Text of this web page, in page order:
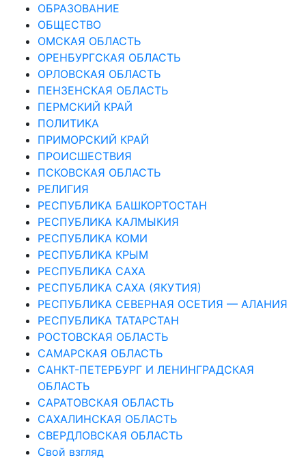
ОБРАЗОВАНИЕ
ОБЩЕСТВО
ОМСКАЯ ОБЛАСТЬ
ОРЕНБУРГСКАЯ ОБЛАСТЬ
ОРЛОВСКАЯ ОБЛАСТЬ
ПЕНЗЕНСКАЯ ОБЛАСТЬ
ПЕРМСКИЙ КРАЙ
ПОЛИТИКА
ПРИМОРСКИЙ КРАЙ
ПРОИСШЕСТВИЯ
ПСКОВСКАЯ ОБЛАСТЬ
РЕЛИГИЯ
РЕСПУБЛИКА БАШКОРТОСТАН
РЕСПУБЛИКА КАЛМЫКИЯ
РЕСПУБЛИКА КОМИ
РЕСПУБЛИКА КРЫМ
РЕСПУБЛИКА САХА
РЕСПУБЛИКА САХА (ЯКУТИЯ)
РЕСПУБЛИКА СЕВЕРНАЯ ОСЕТИЯ — АЛАНИЯ
РЕСПУБЛИКА ТАТАРСТАН
РОСТОВСКАЯ ОБЛАСТЬ
САМАРСКАЯ ОБЛАСТЬ
САНКТ-ПЕТЕРБУРГ И ЛЕНИНГРАДСКАЯ
ОБЛАСТЬ
САРАТОВСКАЯ ОБЛАСТЬ
САХАЛИНСКАЯ ОБЛАСТЬ
СВЕРДЛОВСКАЯ ОБЛАСТЬ
Свой взгляд